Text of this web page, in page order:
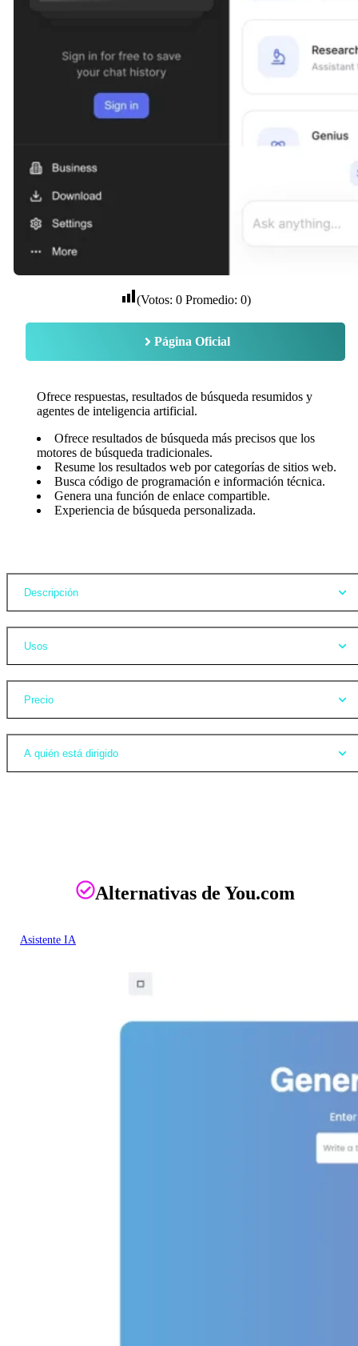
(Votos: 0Promedio: 0)
Página Oficial
Ofrece respuestas, resultados de búsqueda resumidos y
agentes de inteligencia artificial.
Ofrece resultados de búsqueda más precisos que los
motores de búsqueda tradicionales.
Resume los resultados web por categorías de sitios web.
Busca código de programación e información técnica.
Genera una función de enlace compartible.
Experiencia de búsqueda personalizada.
Descripción
Usos
Precio
A quién está dirigido
Alternativas de You.com
Asistente IA